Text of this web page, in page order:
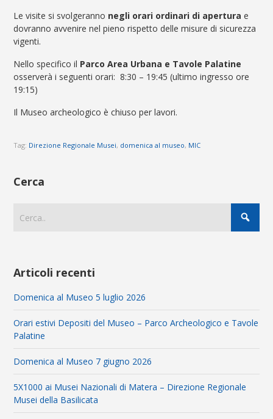
Le visite si svolgeranno negli orari ordinari di apertura e
dovranno avvenire nel pieno rispetto delle misure di sicurezza
vigenti.
Nello specifico il Parco Area Urbana e Tavole Palatine
osserverà i seguenti orari: 8:30 – 19:45 (ultimo ingresso ore
19:15)
Il Museo archeologico è chiuso per lavori.
Tag: Direzione Regionale Musei, domenica al museo, MIC
Cerca
Articoli recenti
Domenica al Museo 5 luglio 2026
Orari estivi Depositi del Museo – Parco Archeologico e Tavole
Palatine
Domenica al Museo 7 giugno 2026
5X1000 ai Musei Nazionali di Matera – Direzione Regionale
Musei della Basilicata